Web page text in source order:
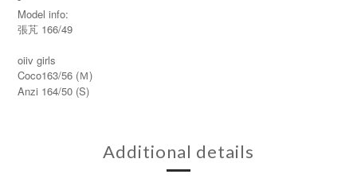
Model info:
張芃 166/49
oiiv girls
Coco163/56 (Ｍ)
Anzi 164/50 (S)
Additional details